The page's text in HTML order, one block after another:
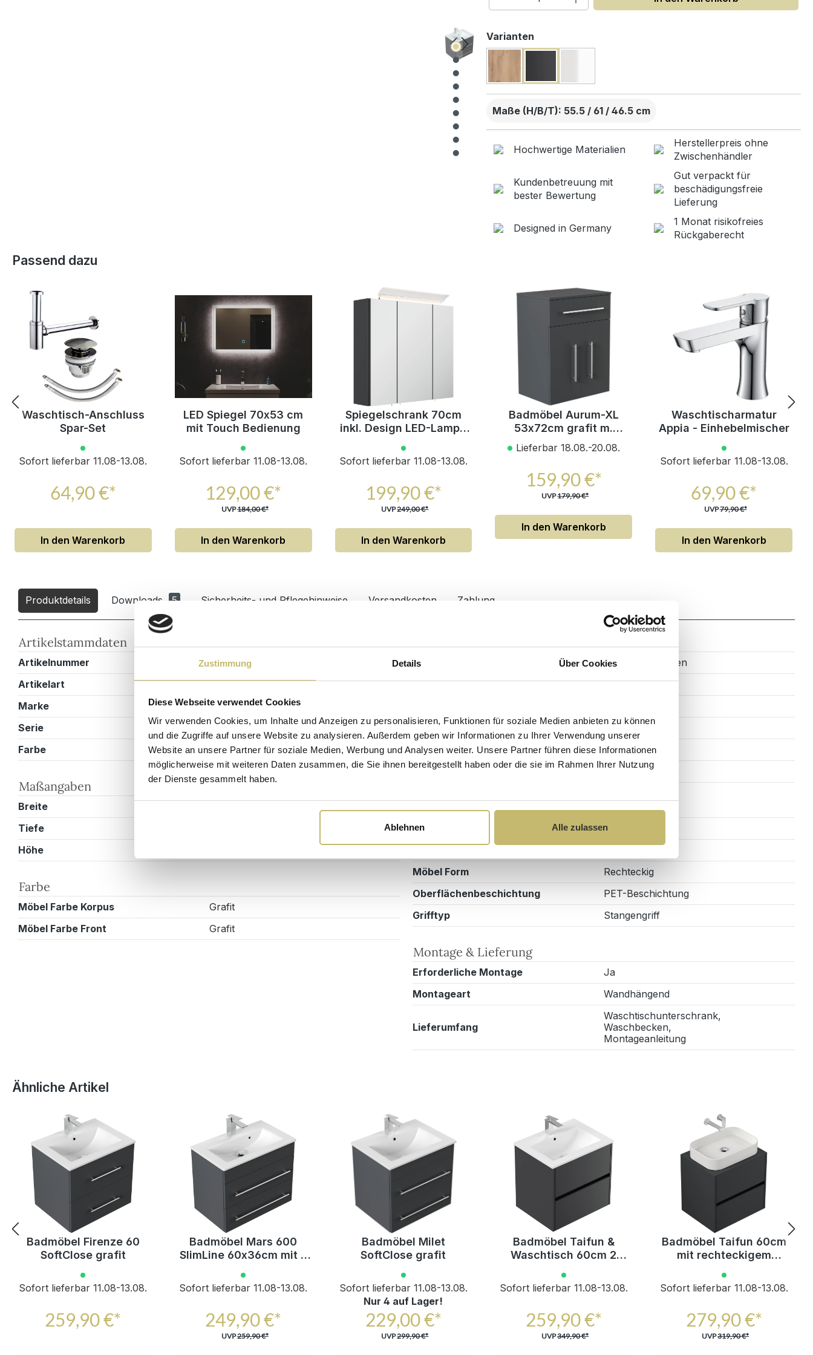
Zustimmung Details Über Cookies
Diese Webseite verwendet Cookies
Wir verwenden Cookies, um Inhalte und Anzeigen zu personalisieren, Funktionen für soziale Medien anbieten zu können
und die Zugriffe auf unsere Website zu analysieren. Außerdem geben wir Informationen zu Ihrer Verwendung unserer
Website an unsere Partner für soziale Medien, Werbung und Analysen weiter. Unsere Partner führen diese Informationen
möglicherweise mit weiteren Daten zusammen, die Sie ihnen bereitgestellt haben oder die sie im Rahmen Ihrer Nutzung
der Dienste gesammelt haben.
Ablehnen Alle zulassen
Varianten
Maße (H/B/T): 55.5 / 61 / 46.5 cm
Hochwertige Materialien
Herstellerpreis ohne
Zwischenhändler
Kundenbetreuung mit
bester Bewertung
Gut verpackt für
beschädigungsfreie
Lieferung
Designed in Germany
1 Monat risikofreies
Rückgaberecht
Produktgalerie überspringen
Passend dazu
Waschtisch-Anschluss
Spar-Set
Sofort lieferbar 11.08-13.08.
64,90 €*
In den Warenkorb
LED Spiegel 70x53 cm
mit Touch Bedienung
Sofort lieferbar 11.08-13.08.
129,00 €*
UVP184,00 €*
In den Warenkorb
Spiegelschrank 70cm
inkl. Design LED-Lampe
Sofort lieferbar 11.08-13.08.
199,90 €*
UVP249,00 €*
In den Warenkorb
Badmöbel Aurum-XL
53x72cm grafit m.
Softclose Schublade und
Türen
Lieferbar 18.08.-20.08.
159,90 €*
UVP179,90 €*
In den Warenkorb
Waschtischarmatur
Appia - Einhebelmischer
Sofort lieferbar 11.08-13.08.
69,90 €*
UVP79,90 €*
In den Warenkorb
Produktdetails Downloads 5 Sicherheits- und Pflegehinweise Versandkosten Zahlung
Artikelstammdaten
Artikelnummer
VITRO60000003DE
Artikelart
Einzelbadmöbel
Marke
Magnolia Home
Serie
Vitro
Farbe
Grafit
Maßangaben
Breite
Tiefe
Höhe
Farbe
Möbel Farbe Korpus
Grafit
Möbel Farbe Front
Grafit
Material
Glaswaschbecken
Farbe
Weiß
Tiefe
46 cm
Höhe
1,5 cm
Form
Rechteck
Design/Ausstattung
Anzahl Schubladen
2
Möbel Form
Rechteckig
Oberflächenbeschichtung
PET-Beschichtung
Grifftyp
Stangengriff
Montage & Lieferung
Erforderliche Montage
Ja
Montageart
Wandhängend
Lieferumfang
Waschtischunterschrank,
Waschbecken,
Montageanleitung
Produktgalerie überspringen
Ähnliche Artikel
Badmöbel Firenze 60
SoftClose grafit
Sofort lieferbar 11.08-13.08.
259,90 €*
Badmöbel Mars 600
SlimLine 60x36cm mit 2
grafit
Sofort lieferbar 11.08-13.08.
249,90 €*
UVP259,90 €*
Badmöbel Milet
SoftClose grafit
Sofort lieferbar 11.08-13.08.
Nur 4 auf Lager!
229,00 €*
UVP299,90 €*
Badmöbel Taifun &
Waschtisch 60cm 2
Auszüge Grafit
Sofort lieferbar 11.08-13.08.
259,90 €*
UVP349,90 €*
Badmöbel Taifun 60cm
mit rechteckigem
grafit
Sofort lieferbar 11.08-13.08.
279,90 €*
UVP319,90 €*